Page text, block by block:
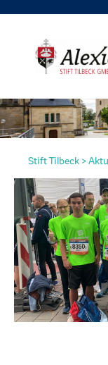
Stift Tilbeck >